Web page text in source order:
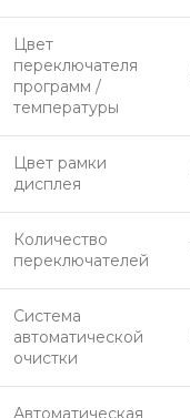
Цвет
переключателя
программ /
температуры
Цвет рамки
дисплея
Количество
переключателей
Система
автоматической
очистки
Автоматическая